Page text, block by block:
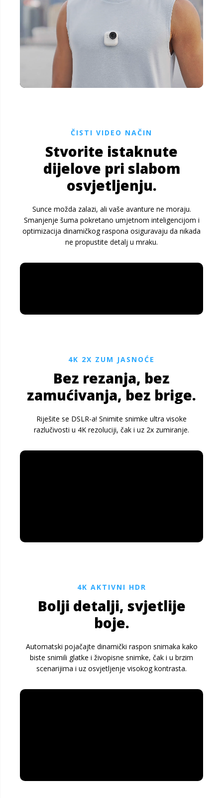
ČISTI VIDEO NAČIN
Stvorite istaknute
dijelove pri slabom
osvjetljenju.
Sunce možda zalazi, ali vaše avanture ne moraju.
Smanjenje šuma pokretano umjetnom inteligencijom i
optimizacija dinamičkog raspona osiguravaju da nikada
ne propustite detalj u mraku.
4K 2X ZUM JASNOĆE
Bez rezanja, bez
zamućivanja, bez brige.
Riješite se DSLR-a! Snimite snimke ultra visoke
razlučivosti u 4K rezoluciji, čak i uz 2x zumiranje.
4K AKTIVNI HDR
Bolji detalji, svjetlije
boje.
Automatski pojačajte dinamički raspon snimaka kako
biste snimili glatke i živopisne snimke, čak i u brzim
scenarijima i uz osvjetljenje visokog kontrasta.